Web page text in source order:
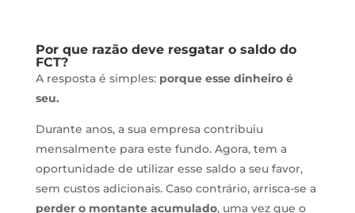
Por que razão deve resgatar o saldo do
FCT?
A resposta é simples: porque esse dinheiro é
seu.
Durante anos, a sua empresa contribuiu
mensalmente para este fundo. Agora, tem a
oportunidade de utilizar esse saldo a seu favor,
sem custos adicionais. Caso contrário, arrisca-se a
perder o montante acumulado, uma vez que o